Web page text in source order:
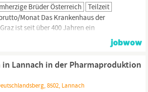
Brüder Österreich
Teilzeit
Monat Das Krankenhaus der
ist seit über 400 Jahren ein
der Gesundheitsversorgung in der
umfassenden Modernisierung in den
seit 2022 mit modernster Ausstattung
Lannach in der Pharmaproduktion
8502, Lannach